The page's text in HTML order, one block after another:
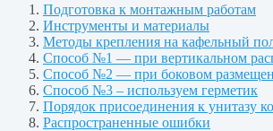
Подготовка к монтажным работам
Инструменты и материалы
Методы крепления на кафельный
Способ №1 — при вертикальном
Способ №2 — при боковом
Способ №3 – используем герметик
Порядок присоединения к унитазу
Распространенные ошибки